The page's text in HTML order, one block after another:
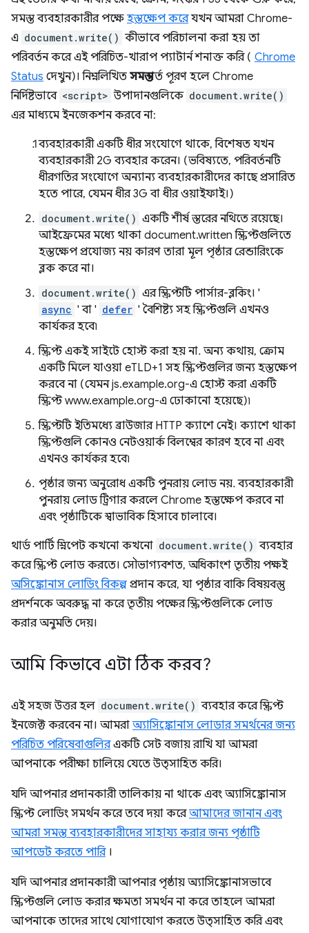
সমস্ত ব্যবহারকারীর পক্ষে হস্তক্ষেপ করেযখন আমরা Chrome-
এ document.write() কীভাবে পরিচালনা করা হয় তা
পরিবর্তন করে এই পরিচিত-খারাপ প্যাটার্ন শনাক্ত করি ( Chrome
Status দেখুন)। নিম্নলিখিত সমস্তশর্ত পূরণ হলে Chrome
নির্দিষ্টভাবে <script> উপাদানগুলিকে document.write()
এর মাধ্যমে ইনজেকশন করবে না:
ব্যবহারকারী একটি ধীর সংযোগে থাকে, বিশেষত যখন
ব্যবহারকারী 2G ব্যবহার করেন। (ভবিষ্যতে, পরিবর্তনটি
ধীরগতির সংযোগে অন্যান্য ব্যবহারকারীদের কাছে প্রসারিত
হতে পারে, যেমন ধীর 3G বা ধীর ওয়াইফাই।)
document.write() একটি শীর্ষ স্তরের নথিতে রয়েছে।
আইফ্রেমের মধ্যে থাকা document.written স্ক্রিপ্টগুলিতে
হস্তক্ষেপ প্রযোজ্য নয় কারণ তারা মূল পৃষ্ঠার রেন্ডারিংকে
ব্লক করে না।
document.write() এর স্ক্রিপ্টটি পার্সার-ব্লকিং। '
async ' বা ' defer ' বৈশিষ্ট্য সহ স্ক্রিপ্টগুলি এখনও
কার্যকর হবে৷
স্ক্রিপ্ট একই সাইটে হোস্ট করা হয় না. অন্য কথায়, ক্রোম
একটি মিলে যাওয়া eTLD+1 সহ স্ক্রিপ্টগুলির জন্য হস্তক্ষেপ
করবে না (যেমন js.example.org-এ হোস্ট করা একটি
স্ক্রিপ্ট www.example.org-এ ঢোকানো হয়েছে)৷
স্ক্রিপ্টটি ইতিমধ্যে ব্রাউজার HTTP ক্যাশে নেই। ক্যাশে থাকা
স্ক্রিপ্টগুলি কোনও নেটওয়ার্ক বিলম্বের কারণ হবে না এবং
এখনও কার্যকর হবে৷
পৃষ্ঠার জন্য অনুরোধ একটি পুনরায় লোড নয়. ব্যবহারকারী
পুনরায় লোড ট্রিগার করলে Chrome হস্তক্ষেপ করবে না
এবং পৃষ্ঠাটিকে স্বাভাবিক হিসাবে চালাবে।
থার্ড পার্টি স্নিপেট কখনো কখনো document.write() ব্যবহার
করে স্ক্রিপ্ট লোড করতে। সৌভাগ্যবশত, অধিকাংশ তৃতীয় পক্ষই
অসিঙ্ক্রোনাস লোডিং বিকল্প প্রদান করে, যা পৃষ্ঠার বাকি বিষয়বস্তু
প্রদর্শনকে অবরুদ্ধ না করে তৃতীয় পক্ষের স্ক্রিপ্টগুলিকে লোড
করার অনুমতি দেয়।
আমি কিভাবে এটা ঠিক করব?
এই সহজ উত্তর হল document.write() ব্যবহার করে স্ক্রিপ্ট
ইনজেক্ট করবেন না। আমরা অ্যাসিঙ্ক্রোনাস লোডার সমর্থনের জন্য
পরিচিত পরিষেবাগুলিরএকটি সেট বজায় রাখি যা আমরা
আপনাকে পরীক্ষা চালিয়ে যেতে উত্সাহিত করি।
যদি আপনার প্রদানকারী তালিকায় না থাকে এবং অ্যাসিঙ্ক্রোনাস
স্ক্রিপ্ট লোডিং সমর্থন করে তবে দয়া করেআমাদের জানান এবং
আমরা সমস্ত ব্যবহারকারীদের সাহায্য করার জন্য পৃষ্ঠাটি
আপডেট করতে পারি।
যদি আপনার প্রদানকারী আপনার পৃষ্ঠায় অ্যাসিঙ্ক্রোনাসভাবে
স্ক্রিপ্টগুলি লোড করার ক্ষমতা সমর্থন না করে তাহলে আমরা
আপনাকে তাদের সাথে যোগাযোগ করতে উত্সাহিত করি এবং